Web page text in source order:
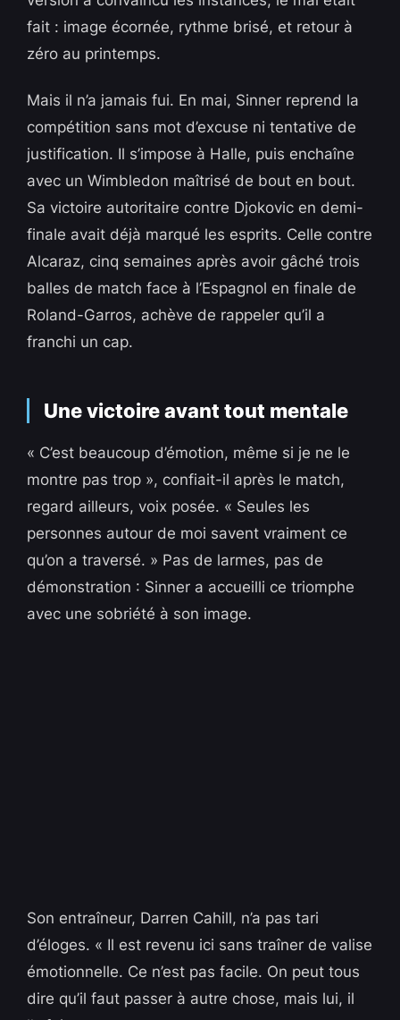
fait : image écornée, rythme brisé, et retour à
zéro au printemps.
Mais il n’a jamais fui. En mai, Sinner reprend la
compétition sans mot d’excuse ni tentative de
justification. Il s’impose à Halle, puis enchaîne
avec un Wimbledon maîtrisé de bout en bout.
Sa victoire autoritaire contre Djokovic en demi-
finale avait déjà marqué les esprits. Celle contre
Alcaraz, cinq semaines après avoir gâché trois
balles de match face à l’Espagnol en finale de
Roland-Garros, achève de rappeler qu’il a
franchi un cap.
Une victoire avant tout mentale
« C’est beaucoup d’émotion, même si je ne le
montre pas trop », confiait-il après le match,
regard ailleurs, voix posée. « Seules les
personnes autour de moi savent vraiment ce
qu’on a traversé. » Pas de larmes, pas de
démonstration : Sinner a accueilli ce triomphe
avec une sobriété à son image.
Son entraîneur, Darren Cahill, n’a pas tari
d’éloges. « Il est revenu ici sans traîner de valise
émotionnelle. Ce n’est pas facile. On peut tous
dire qu’il faut passer à autre chose, mais lui, il